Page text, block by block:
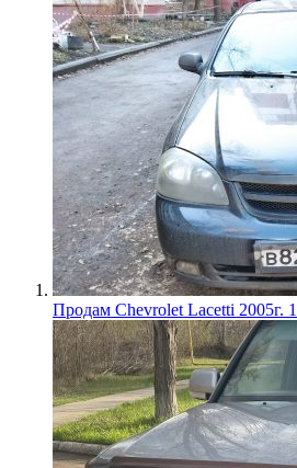
Продам Chevrolet Lacetti 2005г.